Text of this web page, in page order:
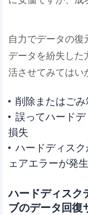
自力でデータの
データを紛失した
活させてみてはい
削除またはご
誤ってハード
損失
ハードディス
ェアエラーが発
ハードディスク
ブのデータ回復